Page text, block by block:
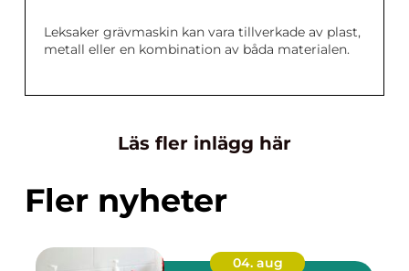
Leksaker grävmaskin kan vara tillverkade av plast,
metall eller en kombination av båda materialen.
Läs fler inlägg här
Fler nyheter
04. aug